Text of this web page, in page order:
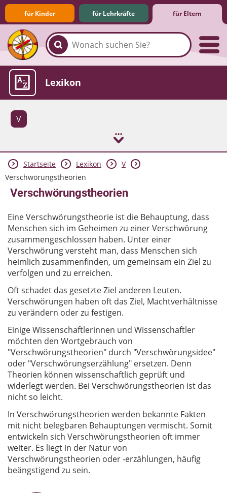
für Kinder für Lehrkräfte für Eltern
Familie & Medien
Spieletipps & Lernsoftware
Die Jüngsten im Netz
Lexikon
V
Aktuelles
Startseite Lexikon
V
Verschwörungstheorien
Verschwörungstheorien
Eine Verschwörungstheorie ist die Behauptung, dass
Menschen sich im Geheimen zu einer Verschwörung
zusammengeschlossen haben. Unter einer
Verschwörung versteht man, dass Menschen sich
heimlich zusammenfinden, um gemeinsam ein Ziel zu
verfolgen und zu erreichen.
Oft schadet das gesetzte Ziel anderen Leuten.
Verschwörungen haben oft das Ziel, Machtverhältnisse
zu verändern oder zu festigen.
Einige Wissenschaftlerinnen und Wissenschaftler
möchten den Wortgebrauch von
"Verschwörungstheorien" durch "Verschwörungsidee"
oder "Verschwörungserzählung" ersetzen. Denn
Theorien können wissenschaftlich geprüft und
widerlegt werden. Bei Verschwörungstheorien ist das
nicht so leicht.
In Verschwörungstheorien werden bekannte Fakten
mit nicht belegbaren Behauptungen vermischt. Somit
entwickeln sich Verschwörungstheorien oft immer
weiter. Es liegt in der Natur von
Verschwörungstheorien oder -erzählungen, häufig
beängstigend zu sein.